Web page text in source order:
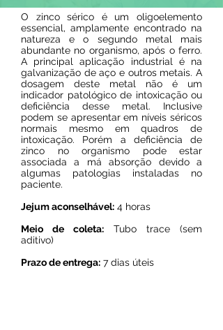
O zinco sérico é um oligoelemento
essencial, amplamente encontrado na
natureza e o segundo metal mais
abundante no organismo, após o ferro.
A principal aplicação industrial é na
galvanização de aço e outros metais. A
dosagem deste metal não é um
indicador patológico de intoxicação ou
deficiência desse metal. Inclusive
podem se apresentar em níveis séricos
normais mesmo em quadros de
intoxicação. Porém a deficiência de
zinco no organismo pode estar
associada a má absorção devido a
algumas patologias instaladas no
paciente.
Jejum aconselhável: 4 horas
Meio de coleta: Tubo trace (sem
aditivo)
Prazo de entrega: 7 dias úteis